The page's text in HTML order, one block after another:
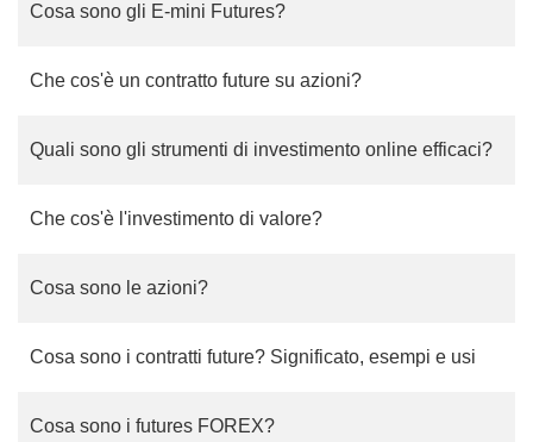
Cosa sono gli E-mini Futures?
Che cos'è un contratto future su azioni?
Quali sono gli strumenti di investimento online efficaci?
Che cos'è l'investimento di valore?
Cosa sono le azioni?
Cosa sono i contratti future? Significato, esempi e usi
Cosa sono i futures FOREX?